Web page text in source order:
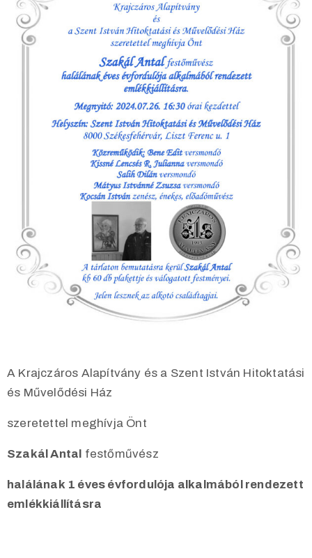
A Krajczáros Alapítvány és a Szent István Hitoktatási
és Művelődési Ház
szeretettel meghívja Önt
Szakál Antal festőművész
halálának 1 éves évfordulója alkalmából rendezett
emlékkiállításra